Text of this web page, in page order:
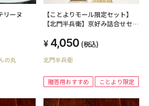
リーヌ
の丸
【ことよりモール限定セット】
【北門半兵衛】京好み詰合せセッ
4,050 (税込)
北門半兵衛
贈答用おすすめ ことより限定